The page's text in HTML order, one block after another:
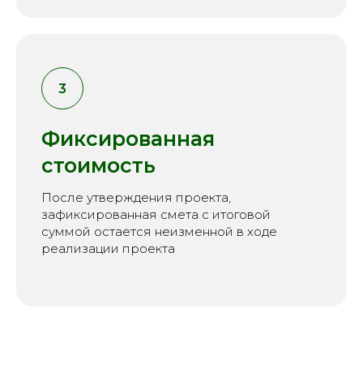
Фиксированная
стоимость
После утверждения проекта,
зафиксированная смета с итоговой
суммой остается неизменной в ходе
реализации проекта